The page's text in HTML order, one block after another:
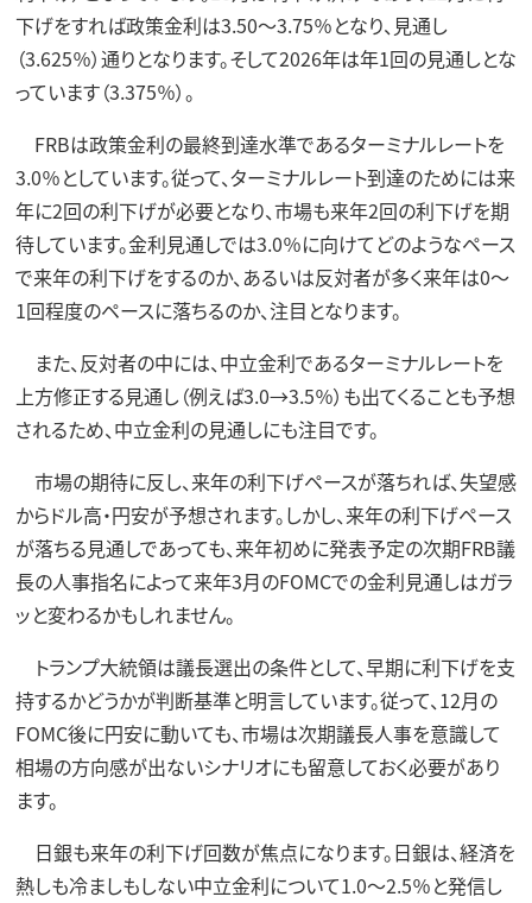
下げをすれば政策金利は3.50～3.75％となり、見通し
（3.625％）通りとなります。そして2026年は年1回の見通しとな
っています（3.375％）。
FRBは政策金利の最終到達水準であるターミナルレートを
3.0％としています。従って、ターミナルレート到達のためには来
年に2回の利下げが必要となり、市場も来年2回の利下げを期
待しています。金利見通しでは3.0％に向けてどのようなペース
で来年の利下げをするのか、あるいは反対者が多く来年は0～
1回程度のペースに落ちるのか、注目となります。
また、反対者の中には、中立金利であるターミナルレートを
上方修正する見通し（例えば3.0→3.5％）も出てくることも予想
されるため、中立金利の見通しにも注目です。
市場の期待に反し、来年の利下げペースが落ちれば、失望感
からドル高・円安が予想されます。しかし、来年の利下げペース
が落ちる見通しであっても、来年初めに発表予定の次期FRB議
長の人事指名によって来年3月のFOMCでの金利見通しはガラ
ッと変わるかもしれません。
トランプ大統領は議長選出の条件として、早期に利下げを支
持するかどうかが判断基準と明言しています。従って、12月の
FOMC後に円安に動いても、市場は次期議長人事を意識して
相場の方向感が出ないシナリオにも留意しておく必要があり
ます。
日銀も来年の利下げ回数が焦点になります。日銀は、経済を
熱しも冷ましもしない中立金利について1.0～2.5％と発信し